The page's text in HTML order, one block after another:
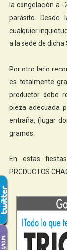
la congelación a
parásito. Desde
cualquier
a la sede de dicha
Por otro lado
es totalmente
productor debe
pieza adecuada
entraña, (lugar
gramos.
En estas
PRODUCTOS